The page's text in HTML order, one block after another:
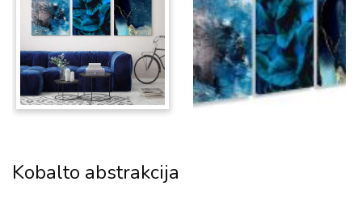
Kobalto abstrakcija